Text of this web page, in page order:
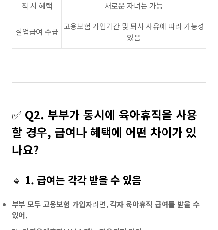
직 시 혜택
새로운 자녀는 가능
실업급여 수급
고용보험 가입기간 및 퇴사 사유에 따라 가능성
있음
✅ Q2. 부부가 동시에 육아휴직을 사용
할 경우, 급여나 혜택에 어떤 차이가 있
나요?
🔹 1. 급여는 각각 받을 수 있음
부부 모두 고용보험 가입자라면, 각자 육아휴직 급여를 받을 수
있어.